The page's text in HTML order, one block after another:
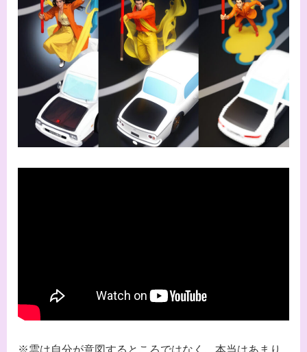
※雲は自分が意図するところではなく、本当はあまり